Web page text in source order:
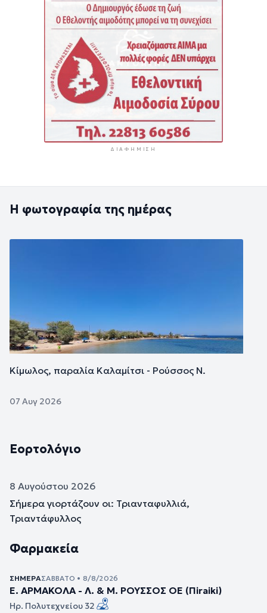
ΔΙΑΦΉΜΙΣΗ
Η φωτογραφία της ημέρας
Κίμωλος, παραλία Καλαμίτσι - Ρούσσος Ν.
07 Αυγ 2026
Εορτολόγιο
8 Αυγούστου 2026
Σήμερα γιορτάζουν οι: Τριανταφυλλιά,
Τριαντάφυλλος
Φαρμακεία
ΣΉΜΕΡΑΣΆΒΒΑΤΟ • 8/8/2026
Ε. ΑΡΜΑΚΟΛΑ - Λ. & Μ. ΡΟΥΣΣΟΣ ΟΕ (Πiraiki)
Ηρ. Πολυτεχνείου 32